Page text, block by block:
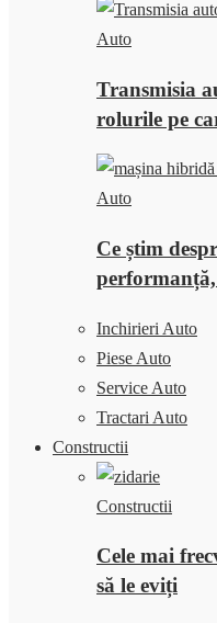
Auto
Transmisia
rolurile pe
Auto
Ce știm
Inchirieri Auto
Piese Auto
Service Auto
Tractari Auto
Constructii
Constructii
Cele mai
să le eviți